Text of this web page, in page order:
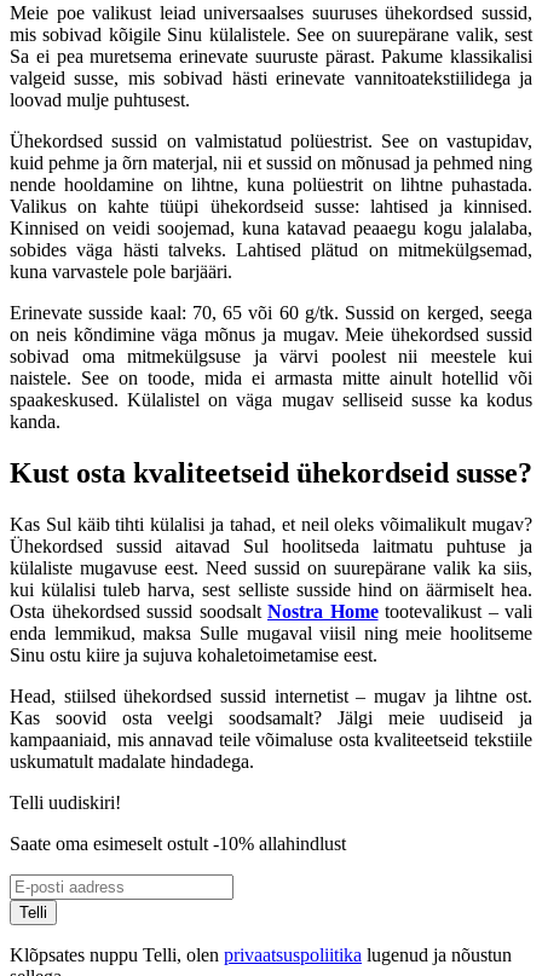
Meie poe valikust leiad universaalses suuruses ühekordsed sussid,
mis sobivad kõigile Sinu külalistele. See on suurepärane valik, sest
Sa ei pea muretsema erinevate suuruste pärast. Pakume klassikalisi
valgeid susse, mis sobivad hästi erinevate vannitoatekstiilidega ja
loovad mulje puhtusest.
Ühekordsed sussid on valmistatud polüestrist. See on vastupidav,
kuid pehme ja õrn materjal, nii et sussid on mõnusad ja pehmed ning
nende hooldamine on lihtne, kuna polüestrit on lihtne puhastada.
Valikus on kahte tüüpi ühekordseid susse: lahtised ja kinnised.
Kinnised on veidi soojemad, kuna katavad peaaegu kogu jalalaba,
sobides väga hästi talveks. Lahtised plätud on mitmekülgsemad,
kuna varvastele pole barjääri.
Erinevate susside kaal: 70, 65 või 60 g/tk. Sussid on kerged, seega
on neis kõndimine väga mõnus ja mugav. Meie ühekordsed sussid
sobivad oma mitmekülgsuse ja värvi poolest nii meestele kui
naistele. See on toode, mida ei armasta mitte ainult hotellid või
spaakeskused. Külalistel on väga mugav selliseid susse ka kodus
kanda.
Kust osta kvaliteetseid ühekordseid susse?
Kas Sul käib tihti külalisi ja tahad, et neil oleks võimalikult mugav?
Ühekordsed sussid aitavad Sul hoolitseda laitmatu puhtuse ja
külaliste mugavuse eest. Need sussid on suurepärane valik ka siis,
kui külalisi tuleb harva, sest selliste susside hind on äärmiselt hea.
Osta ühekordsed sussid soodsalt Nostra Hometootevalikust – vali
enda lemmikud, maksa Sulle mugaval viisil ning meie hoolitseme
Sinu ostu kiire ja sujuva kohaletoimetamise eest.
Head, stiilsed ühekordsed sussid internetist – mugav ja lihtne ost.
Kas soovid osta veelgi soodsamalt? Jälgi meie uudiseid ja
kampaaniaid, mis annavad teile võimaluse osta kvaliteetseid tekstiile
uskumatult madalate hindadega.
Telli uudiskiri!
Saate oma esimeselt ostult -10% allahindlust
Telli
Klõpsates nuppu Telli, olen privaatsuspoliitika lugenud ja nõustun